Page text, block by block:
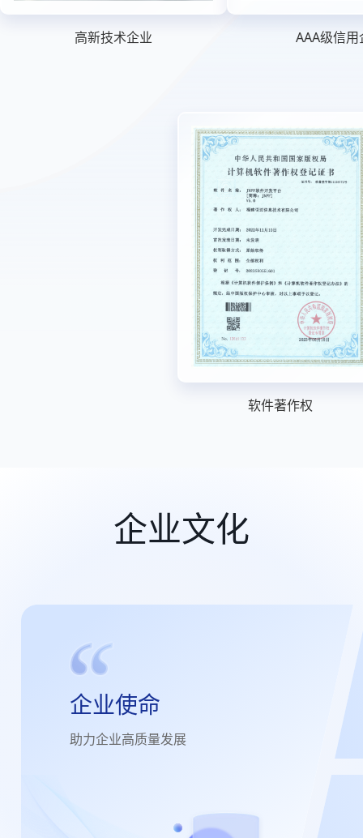
高新技术企业 AAA级信用
软件著作权
企业文化
企业使命
助力企业高质量发展